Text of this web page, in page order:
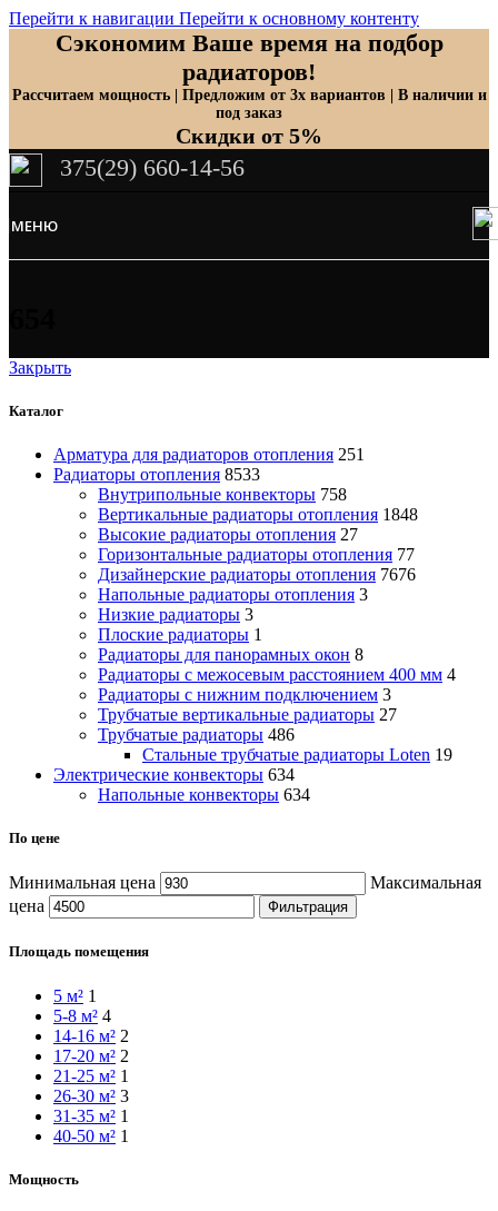
Перейти к навигации Перейти к основному контенту
Сэкономим Ваше время на подбор
радиаторов!
Рассчитаем мощность | Предложим от 3х вариантов | В наличии и
под заказ
Скидки от 5%
375(29) 660-14-56
МЕНЮ
Закрыть
Каталог
Арматура для радиаторов отопления 251
Радиаторы отопления 8533
Внутрипольные конвекторы 758
Вертикальные радиаторы отопления 1848
Высокие радиаторы отопления 27
Горизонтальные радиаторы отопления 77
Дизайнерские радиаторы отопления 7676
Напольные радиаторы отопления 3
Низкие радиаторы 3
Плоские радиаторы 1
Радиаторы для панорамных окон 8
Радиаторы с межосевым расстоянием 400 мм 4
Радиаторы с нижним подключением 3
Трубчатые вертикальные радиаторы 27
Трубчатые радиаторы 486
Cтальные трубчатые радиаторы Loten 19
Электрические конвекторы 634
Напольные конвекторы 634
По цене
Минимальная цена
Максимальная
цена
Фильтрация
Площадь помещения
5 м² 1
5-8 м² 4
14-16 м² 2
17-20 м² 2
21-25 м² 1
26-30 м² 3
31-35 м² 1
40-50 м² 1
Мощность